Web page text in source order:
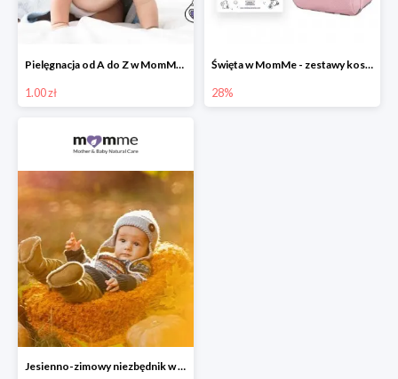
Pielęgnacja od A do Z w MomMe za 1 zł
1.00 zł
Święta w MomMe - zestawy kosmetyków do -28%
28%
Jesienno-zimowy niezbędnik w MomMe -20%